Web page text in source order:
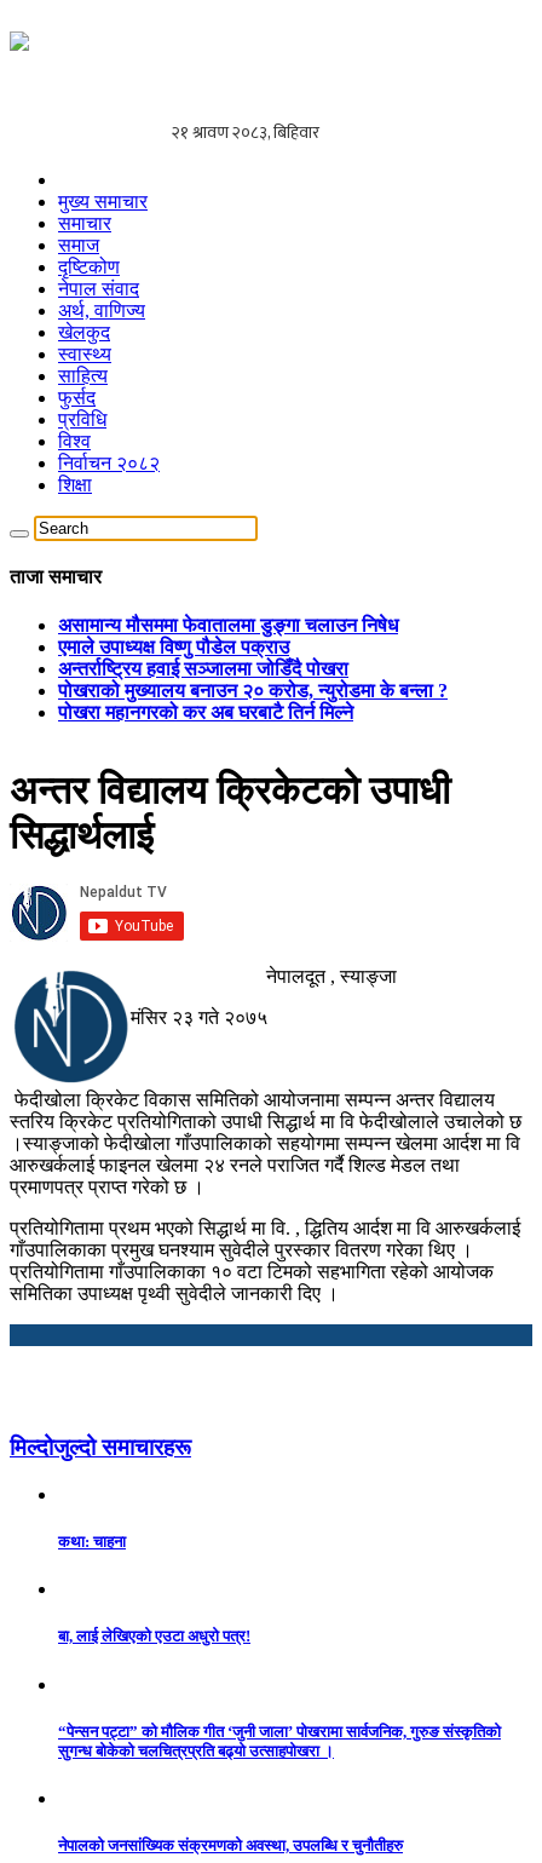
मुख्य समाचार
समाचार
समाज
दृष्टिकोण
नेपाल संवाद
अर्थ, वाणिज्य
खेलकुद
स्वास्थ्य
साहित्य
फुर्सद
प्रविधि
विश्व
निर्वाचन २०८२
शिक्षा
ताजा समाचार
असामान्य मौसममा फेवातालमा डुङ्गा चलाउन निषेध
एमाले उपाध्यक्ष विष्णु पौडेल पक्राउ
अन्तर्राष्ट्रिय हवाई सञ्जालमा जोडिँदै पोखरा
पोखराको मुख्यालय बनाउन २० करोड, न्युरोडमा के बन्ला ?
पोखरा महानगरको कर अब घरबाटै तिर्न मिल्ने
अन्तर विद्यालय क्रिकेटको उपाधी
सिद्धार्थलाई
नेपालदूत , स्याङ्जा
मंसिर २३ गते २०७५
फेदीखोला क्रिकेट विकास समितिको आयोजनामा सम्पन्न अन्तर विद्यालय
स्तरिय क्रिकेट प्रतियोगिताको उपाधी सिद्धार्थ मा वि फेदीखोलाले उचालेको छ
।स्याङ्जाको फेदीखोला गाँउपालिकाको सहयोगमा सम्पन्न खेलमा आर्दश मा वि
आरुखर्कलाई फाइनल खेलमा २४ रनले पराजित गर्दै शिल्ड मेडल तथा
प्रमाणपत्र प्राप्त गरेको छ ।
प्रतियोगितामा प्रथम भएको सिद्धार्थ मा वि. , द्धितिय आर्दश मा वि आरुखर्कलाई
गाँउपालिकाका प्रमुख घनश्याम सुवेदीले पुरस्कार वितरण गरेका थिए ।
प्रतियोगितामा गाँउपालिकाका १० वटा टिमको सहभागिता रहेको आयोजक
समितिका उपाध्यक्ष पृथ्वी सुवेदीले जानकारी दिए ।
मिल्दोजुल्दो समाचारहरू
कथा: चाहना
बा, लाई लेखिएको एउटा अधुरो पत्र!
“पेन्सन पट्टा” को मौलिक गीत ‘जुनी जाला’ पोखरामा सार्वजनिक, गुरुङ संस्कृतिको
सुगन्ध बोकेको चलचित्रप्रति बढ्यो उत्साहपोखरा ।
नेपालको जनसांख्यिक संक्रमणको अवस्था, उपलब्धि र चुनौतीहरु